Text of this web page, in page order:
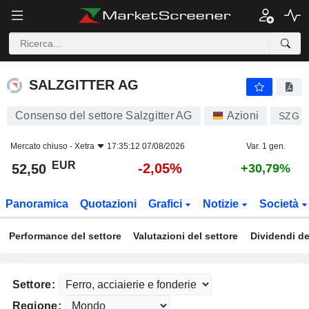
SALZGITTER AG
SALZGITTER AG
Consenso del settore Salzgitter AG Azioni SZG
Mercato chiuso - Xetra 17:35:12 07/08/2026 Var. 1 gen.
52,50 EUR -2,05% +30,79%
Panoramica Quotazioni Grafici Notizie Società
Performance del settore Valutazioni del settore Dividendi
Settore:
Regione: